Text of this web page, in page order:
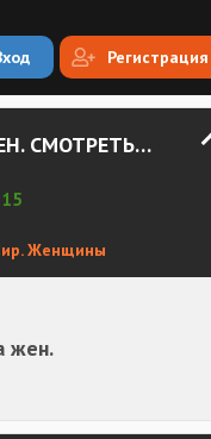
Регистрация
КИТАЙ ЖЕН. – АНГОЛА ЖЕН. СМОТРЕТЬ ОНЛАЙН
Женщины
жен.